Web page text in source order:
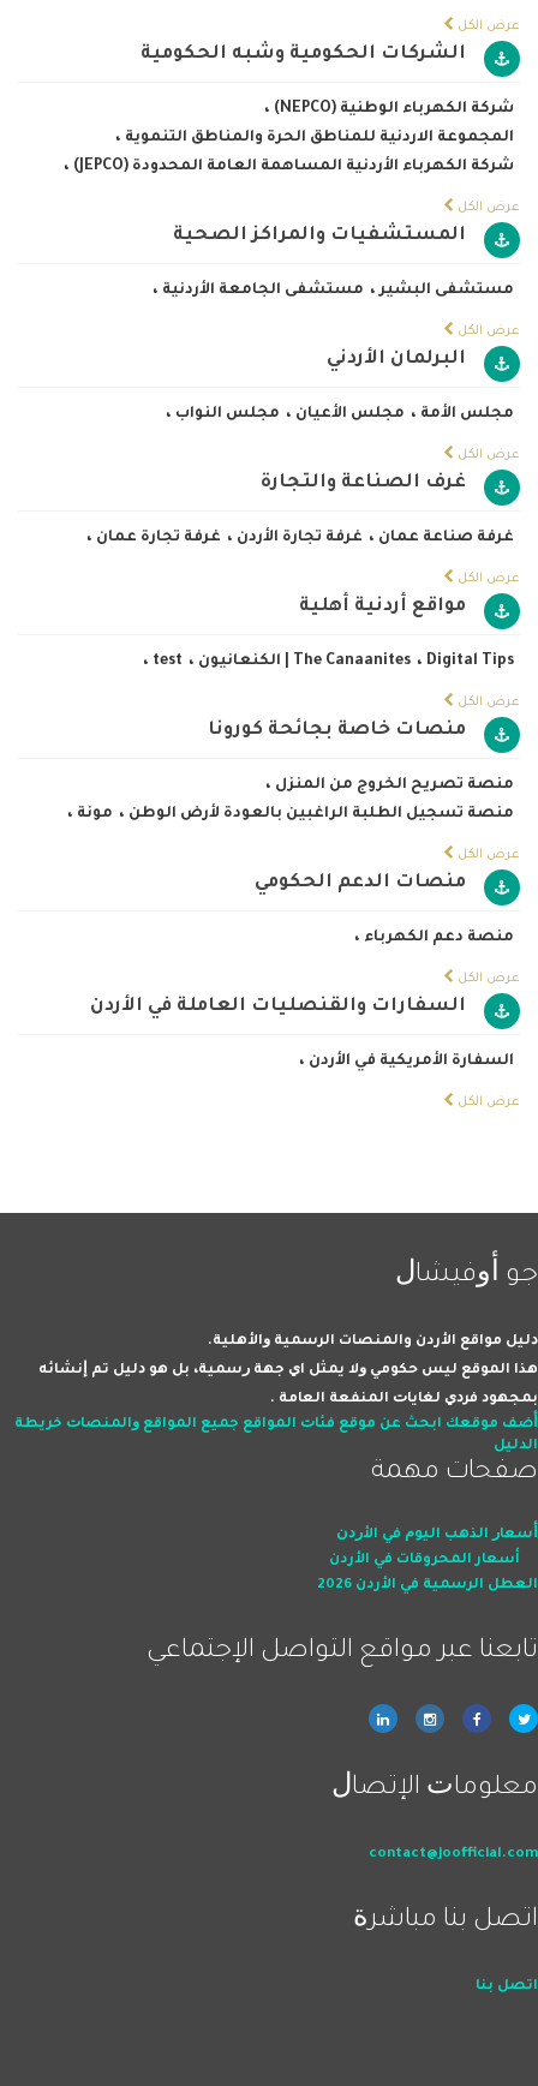
عرض الكل
الشركات الحكومية وشبه الحكومية
شركة الكهرباء الوطنية (NEPCO)
،
المجموعة الاردنية للمناطق الحرة والمناطق التنموية ،
شركة الكهرباء الأردنية المساهمة العامة المحدودة (JEPCO)
،
عرض الكل
المستشفيات والمراكز الصحية
مستشفى البشير ، مستشفى الجامعة الأردنية ،
عرض الكل
البرلمان الأردني
مجلس الأمة ، مجلس الأعيان ، مجلس النواب ،
عرض الكل
غرف الصناعة والتجارة
غرفة صناعة عمان ، غرفة تجارة الأردن ، غرفة تجارة عمان ،
عرض الكل
مواقع أردنية أهلية
Digital Tips ، The Canaanites | الكنعانيون ، test ،
عرض الكل
منصات خاصة بجائحة كورونا
منصة تصريح الخروج من المنزل ،
منصة تسجيل الطلبة الراغبين بالعودة لأرض الوطن ، مونة ،
عرض الكل
منصات الدعم الحكومي
منصة دعم الكهرباء ،
عرض الكل
السفارات والقنصليات العاملة في الأردن
السفارة الأمريكية في الأردن ،
عرض الكل
ﺟﻮ ﺃﻭﻓﻴﺸﺎﻝ
ﺩﻟﻴﻞ مواقع الأردن والمنصات اﻟﺮﺳﻤﻴﺔ ﻭاﻷﻫﻠﻴﺔ.
ﻫﺬا اﻟﻤﻮﻗﻊ ﻟﻴﺲ ﺣﻜﻮﻣﻲ ﻭﻻ ﻳﻤﺜﻞ اﻱ ﺟﻬﺔ ﺭﺳﻤﻴﺔ، ﺑﻞ ﻫﻮ ﺩﻟﻴﻞ ﺗﻢ ﺇﻧﺸﺎﺋﻪ
ﺑﻤﺠﻬﻮﺩ ﻓﺮﺩﻱ ﻟﻐﺎﻳﺎﺕ اﻟﻤﻨﻔﻌﺔ اﻟﻌﺎﻣﺔ .
ﺃﺿﻒ ﻣﻮﻗﻌﻚ اﺑﺤﺚ ﻋﻦ ﻣﻮﻗﻊ ﻓﺌﺎﺕ اﻟﻤﻮاﻗﻊ ﺟﻤﻴﻊ اﻟﻤﻮاﻗﻊ ﻭاﻟﻤﻨﺼﺎﺕ ﺧﺮﻳﻄﺔ
اﻟﺪﻟﻴﻞ
صفحات ﻣﻬﻤﺔ
ﺃﺳﻌﺎﺭ اﻟﺬﻫﺐ اﻟﻴﻮﻡ ﻓﻲ اﻷﺭﺩﻥ
أسعار المحروقات في الأردن
العطل الرسمية في الأردن 2026
ﺗﺎﺑﻌﻨﺎ ﻋﺒﺮ ﻣﻮاﻗﻊ اﻟﺘﻮاﺻﻞ اﻹﺟﺘﻤﺎﻋﻲ
ﻣﻌﻠﻮﻣﺎﺕ اﻹﺗﺼﺎﻝ
contact@joofficial.com
اﺗﺼﻞ ﺑﻨﺎ ﻣﺒﺎﺷﺮﺓ
اﺗﺼﻞ ﺑﻨﺎ